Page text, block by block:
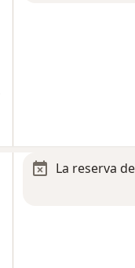
La reserva